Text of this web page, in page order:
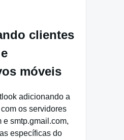
clientes
móveis
adicionando a
os servidores
e smtp.gmail.com,
específicas do